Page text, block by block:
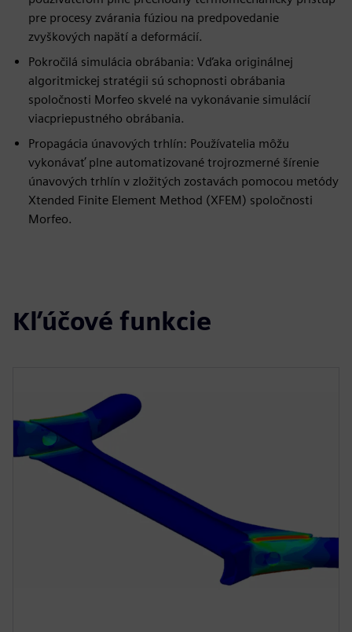
pre procesy zvárania fúziou na predpovedanie
zvyškových napätí a deformácií.
Pokročilá simulácia obrábania: Vďaka originálnej
algoritmickej stratégii sú schopnosti obrábania
spoločnosti Morfeo skvelé na vykonávanie simulácií
viacpriepustného obrábania.
Propagácia únavových trhlín: Používatelia môžu
vykonávať plne automatizované trojrozmerné šírenie
únavových trhlín v zložitých zostavách pomocou metódy
Xtended Finite Element Method (XFEM) spoločnosti
Morfeo.
Kľúčové funkcie